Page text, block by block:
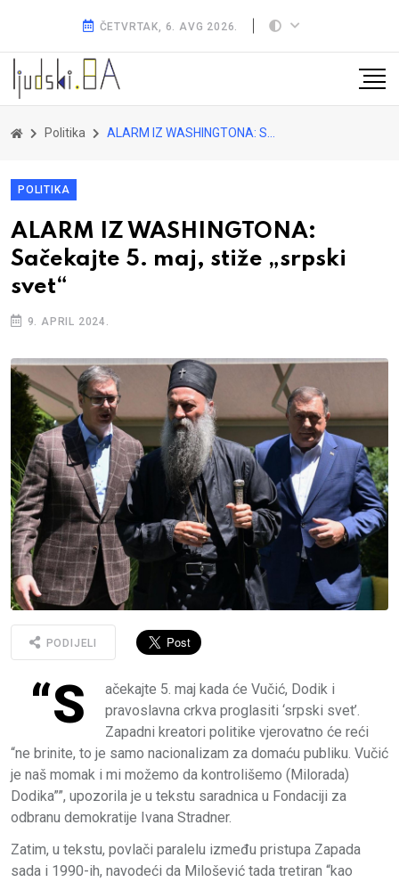
ČETVRTAK, 6. AVG 2026.
Politika ALARM IZ WASHINGTONA: Sačekajte 5. maj, stiže „srpski svet“
POLITIKA
ALARM IZ WASHINGTONA:
Sačekajte 5. maj, stiže „srpski
svet“
9. APRIL 2024.
PODIJELI
“S
ačekajte 5. maj kada će Vučić, Dodik i
pravoslavna crkva proglasiti ‘srpski svet’.
Zapadni kreatori politike vjerovatno će reći
“ne brinite, to je samo nacionalizam za domaću publiku. Vučić
je naš momak i mi možemo da kontrolišemo (Milorada)
Dodika””, upozorila je u tekstu saradnica u Fondaciji za
odbranu demokratije Ivana Stradner.
Zatim, u tekstu, povlači paralelu između pristupa Zapada
sada i 1990-ih, navodeći da Milošević tada tretiran “kao